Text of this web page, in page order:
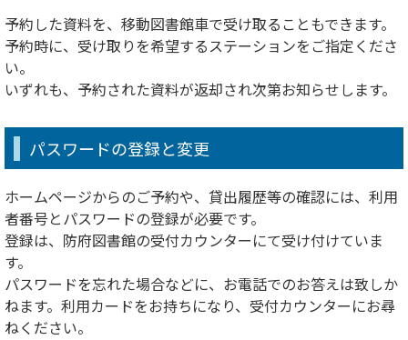
予約した資料を、移動図書館車で受け取ることもできます。
予約時に、受け取りを希望するステーションをご指定くださ
い。
いずれも、予約された資料が返却され次第お知らせします。
パスワードの登録と変更
ホームページからのご予約や、貸出履歴等の確認には、利用
者番号とパスワードの登録が必要です。
登録は、防府図書館の受付カウンターにて受け付けていま
す。
パスワードを忘れた場合などに、お電話でのお答えは致しか
ねます。利用カードをお持ちになり、受付カウンターにお尋
ねください。